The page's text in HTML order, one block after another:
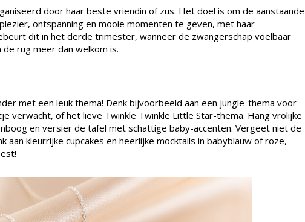
door haar beste vriendin of zus. Het doel is om de aanstaande
ontspanning en mooie momenten te geven, met haar
dit in het derde trimester, wanneer de zwangerschap voelbaar
rug meer dan welkom is.
met een leuk thema! Denk bijvoorbeeld aan een jungle-thema voor
verwacht, of het lieve Twinkle Twinkle Little Star-thema. Hang vrolijke
en versier de tafel met schattige baby-accenten. Vergeet niet de
aan kleurrijke cupcakes en heerlijke mocktails in babyblauw of roze,